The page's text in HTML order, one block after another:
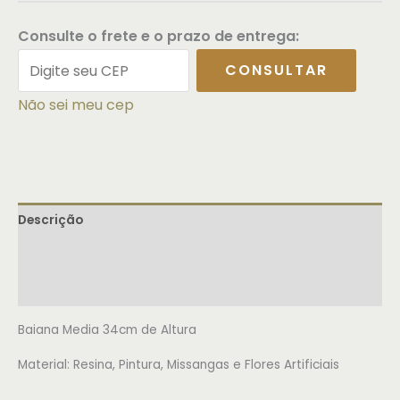
Consulte o frete e o prazo de entrega:
CONSULTAR
Não sei meu cep
Descrição
Baiana Media 34cm de Altura
Material: Resina, Pintura, Missangas e Flores Artificiais